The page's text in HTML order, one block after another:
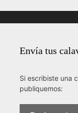
Envía tus
Si escribiste una
publiquemos: